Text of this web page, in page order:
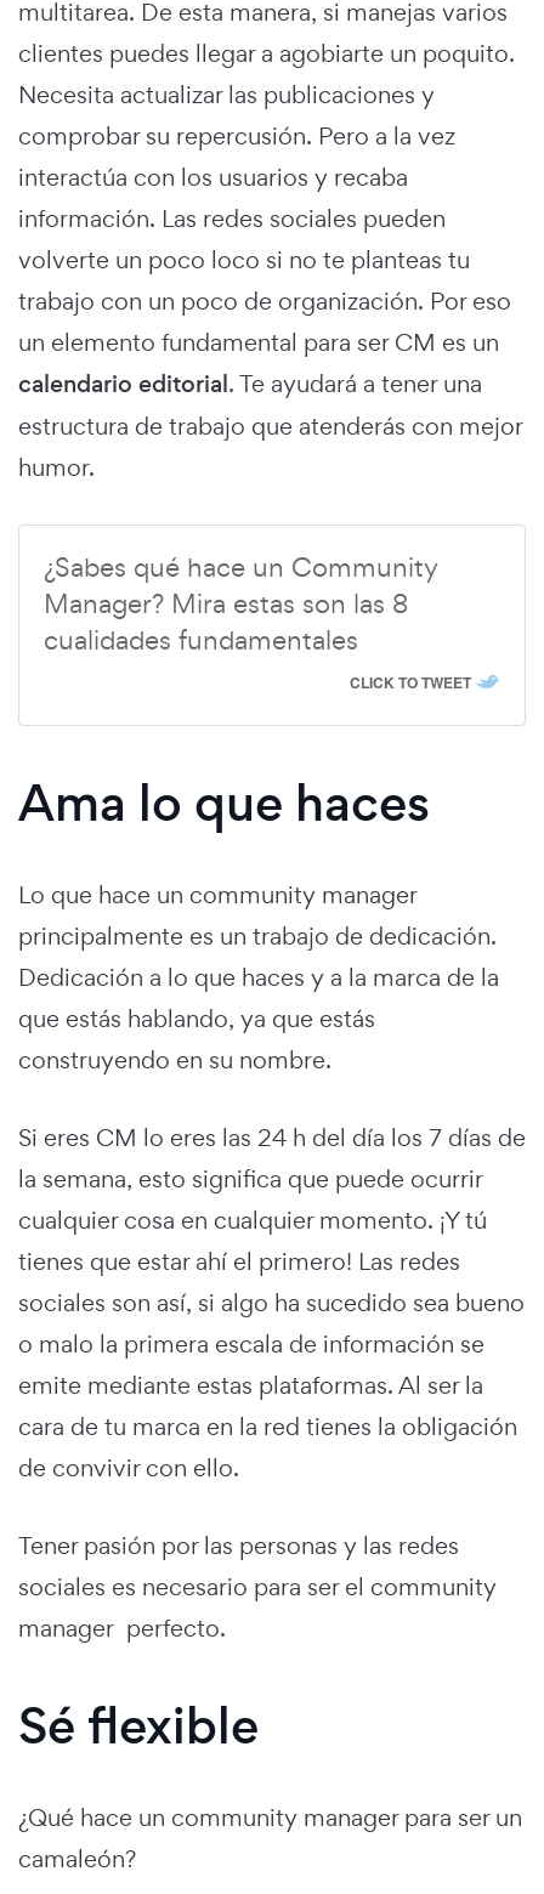
multitarea. De esta manera, si manejas varios
clientes puedes llegar a agobiarte un poquito.
Necesita actualizar las publicaciones y
comprobar su repercusión. Pero a la vez
interactúa con los usuarios y recaba
información. Las redes sociales pueden
volverte un poco loco si no te planteas tu
trabajo con un poco de organización. Por eso
un elemento fundamental para ser CM es un
calendario editorial. Te ayudará a tener una
estructura de trabajo que atenderás con mejor
humor.
¿Sabes qué hace un Community
Manager? Mira estas son las 8
cualidades fundamentales
CLICK TO TWEET
Ama lo que haces
Lo que hace un community manager
principalmente es un trabajo de dedicación.
Dedicación a lo que haces y a la marca de la
que estás hablando, ya que estás
construyendo en su nombre.
Si eres CM lo eres las 24 h del día los 7 días de
la semana, esto significa que puede ocurrir
cualquier cosa en cualquier momento. ¡Y tú
tienes que estar ahí el primero! Las redes
sociales son así, si algo ha sucedido sea bueno
o malo la primera escala de información se
emite mediante estas plataformas. Al ser la
cara de tu marca en la red tienes la obligación
de convivir con ello.
Tener pasión por las personas y las redes
sociales es necesario para ser el community
manager perfecto.
Sé flexible
¿Qué hace un community manager para ser un
camaleón?